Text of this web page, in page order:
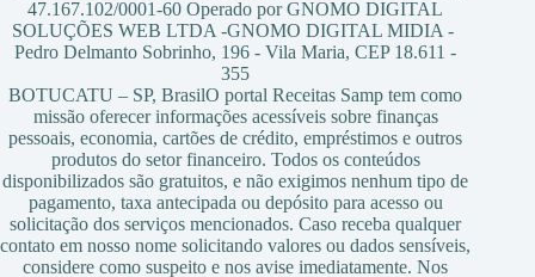
47.167.102/0001-60 Operado por GNOMO DIGITAL
SOLUÇÕES WEB LTDA -GNOMO DIGITAL MIDIA -
Pedro Delmanto Sobrinho, 196 - Vila Maria, CEP 18.611 -
355
BOTUCATU – SP, BrasilO portal Receitas Samp tem como
missão oferecer informações acessíveis sobre finanças
pessoais, economia, cartões de crédito, empréstimos e outros
produtos do setor financeiro. Todos os conteúdos
disponibilizados são gratuitos, e não exigimos nenhum tipo de
pagamento, taxa antecipada ou depósito para acesso ou
solicitação dos serviços mencionados. Caso receba qualquer
contato em nosso nome solicitando valores ou dados sensíveis,
considere como suspeito e nos avise imediatamente. Nos